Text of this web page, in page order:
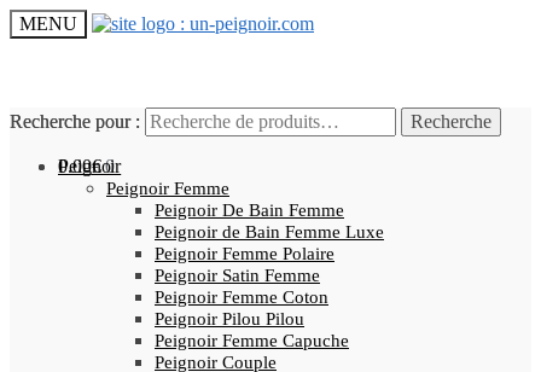
MENU
Recherche pour : Recherche
0.00€ 0
Recherche pour : Recherche
Peignoir
Peignoir Femme
Peignoir De Bain Femme
Peignoir de Bain Femme Luxe
Peignoir Femme Polaire
Peignoir Satin Femme
Peignoir Femme Coton
Peignoir Pilou Pilou
Peignoir Femme Capuche
Peignoir Couple